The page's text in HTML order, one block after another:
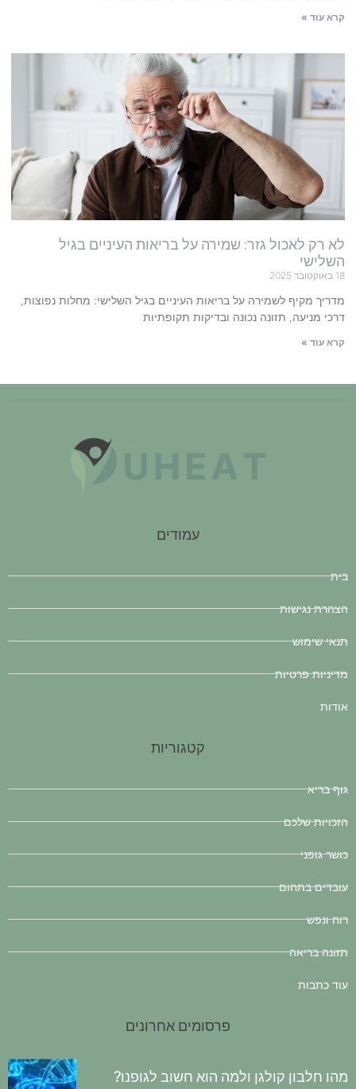
קרא עוד »
לא רק לאכול גזר: שמירה על בריאות העיניים בגיל
השלישי
18 באוקטובר 2025
מדריך מקיף לשמירה על בריאות העיניים בגיל השלישי: מחלות נפוצות,
דרכי מניעה, תזונה נכונה ובדיקות תקופתיות
קרא עוד »
עמודים
בית
הצהרת נגישות
תנאי שימוש
מדיניות פרטיות
אודות
קטגוריות
גוף בריא
הזכויות שלכם
כושר גופני
עובדים בתחום
רוח ונפש
תזונה בריאה
עוד כתבות
פרסומים אחרונים
מהו חלבון קולגן ולמה הוא חשוב לגופנו?